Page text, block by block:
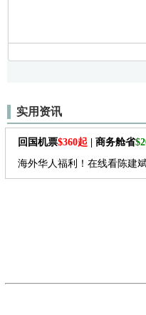
实用资讯
回国机票$360起 | 商务舱省
海外华人福利！在线看陈建